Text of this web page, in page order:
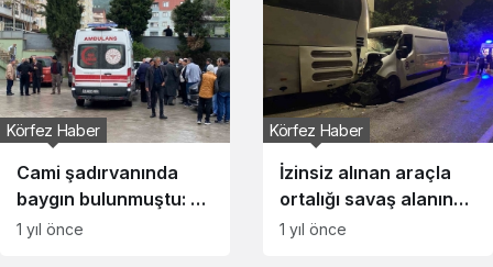
Cami şadırvanında
baygın bulunmuştu: 24
günlük yaşam
Körfez Haber
1 yıl önce
İzinsiz alınan araçla
ortalığı savaş alanına
çevirdiler: 3 yaralı
Körfez Haber
1 yıl önce